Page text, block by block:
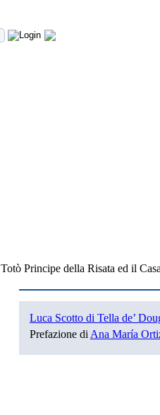
Totò Principe della Risata ed il
Luca Scotto di Tella de’
Prefazione di Ana María